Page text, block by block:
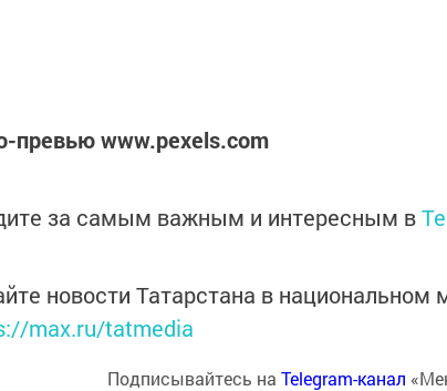
превью www.pexels.com
за самым важным и интересным в
новости Татарстана в
max.ru/tatmedia
Подписывайтесь на Telegram-канал